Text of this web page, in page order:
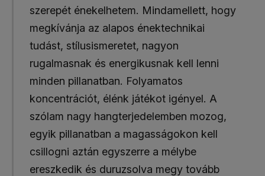
szerepét énekelhetem. Mindamellett, hogy
megkívánja az alapos énektechnikai
tudást, stílusismeretet, nagyon
rugalmasnak és energikusnak kell lenni
minden pillanatban. Folyamatos
koncentrációt, élénk játékot igényel. A
szólam nagy hangterjedelemben mozog,
egyik pillanatban a magasságokon kell
csillogni aztán egyszerre a mélybe
ereszkedik és duruzsolva megy tovább